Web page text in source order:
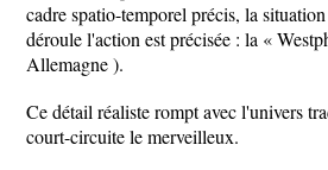
cadre spatio-temporel précis, la
déroule l'action est précisée : la «
Allemagne ).
Ce détail réaliste rompt avec l'univers
court-circuite le merveilleux.